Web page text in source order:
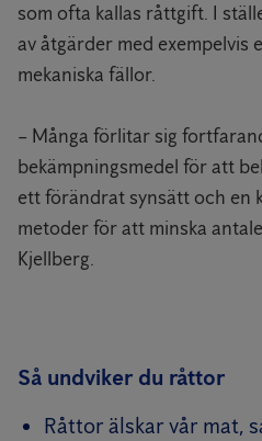
som ofta kallas råttgift. I
av åtgärder med exempelvis
mekaniska fällor.
– Många förlitar sig
bekämpningsmedel för att
ett förändrat synsätt och en
metoder för att minska
Kjellberg.
Så undviker du råttor
Råttor älskar vår mat,